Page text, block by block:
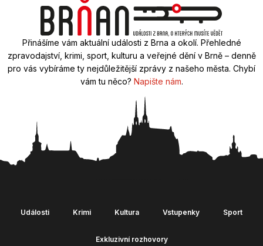
Přinášíme vám aktuální události z Brna a okolí. Přehledné
zpravodajství, krimi, sport, kulturu a veřejné dění v Brně – denně
pro vás vybíráme ty nejdůležitější zprávy z našeho města. Chybí
vám tu něco? Napište nám.
Události Krimi Kultura Vstupenky Sport
Exkluzivní rozhovory